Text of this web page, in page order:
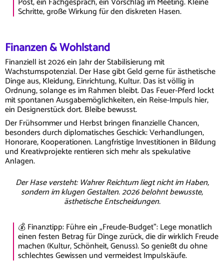
Schritte, große Wirkung für den diskreten Hasen.
Finanzen & Wohlstand
Finanziell ist 2026 ein Jahr der Stabilisierung mit
Wachstumspotenzial. Der Hase gibt Geld gerne für ästhetische
Dinge aus, Kleidung, Einrichtung, Kultur. Das ist völlig in
Ordnung, solange es im Rahmen bleibt. Das Feuer-Pferd lockt
mit spontanen Ausgabemöglichkeiten, ein Reise-Impuls hier,
ein Designerstück dort. Bleibe bewusst.
Der Frühsommer und Herbst bringen finanzielle Chancen,
besonders durch diplomatisches Geschick: Verhandlungen,
Honorare, Kooperationen. Langfristige Investitionen in Bildung
und Kreativprojekte rentieren sich mehr als spekulative
Anlagen.
Der Hase versteht: Wahrer Reichtum liegt nicht im Haben,
sondern im klugen Gestalten. 2026 belohnt bewusste,
ästhetische Entscheidungen.
💰 Finanztipp: Führe ein „Freude-Budget": Lege monatlich
einen festen Betrag für Dinge zurück, die dir wirklich Freude
machen (Kultur, Schönheit, Genuss). So genießt du ohne
schlechtes Gewissen und vermeidest Impulskäufe.